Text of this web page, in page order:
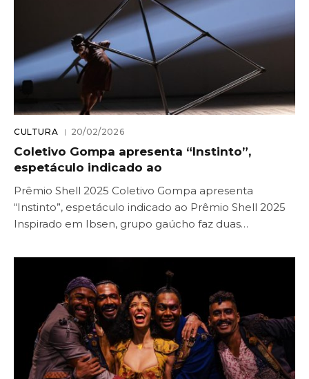
CULTURA 20/02/2026
Coletivo Gompa apresenta “Instinto”,
espetáculo indicado ao
Prêmio Shell 2025 Coletivo Gompa apresenta
“Instinto”, espetáculo indicado ao Prêmio Shell 2025
Inspirado em Ibsen, grupo gaúcho faz duas…